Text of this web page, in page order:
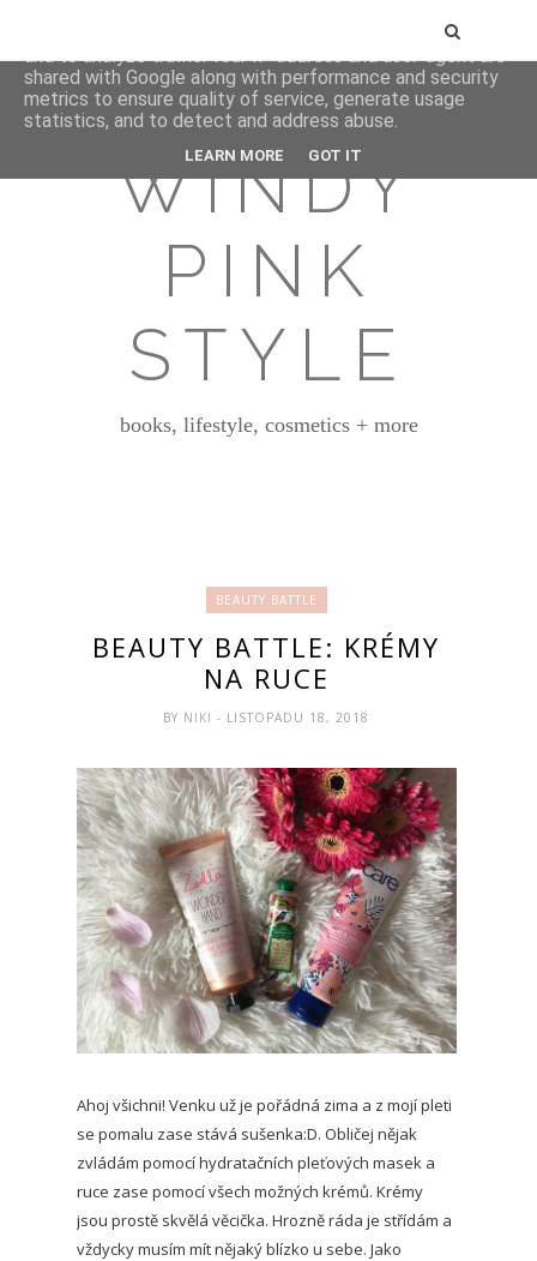
WINDY
PINK
STYLE
books, lifestyle, cosmetics + more
BEAUTY BATTLE
BEAUTY BATTLE: KRÉMY
NA RUCE
BY NIKI- LISTOPADU 18, 2018
Ahoj všichni! Venku už je pořádná zima a z mojí pleti
se pomalu zase stává sušenka:D. Obličej nějak
zvládám pomocí hydratačních pleťových masek a
ruce zase pomocí všech možných krémů. Krémy
jsou prostě skvělá věcička. Hrozně ráda je střídám a
vždycky musím mít nějaký blízko u sebe. Jako
This site uses cookies from Google to deliver its services
and to analyze traffic. Your IP address and user-agent are
shared with Google along with performance and security
metrics to ensure quality of service, generate usage
statistics, and to detect and address abuse.
LEARN MORE GOT IT